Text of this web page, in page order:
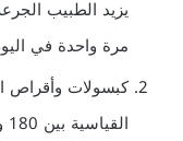
مرة واحدة في
كبسولات وأقراص